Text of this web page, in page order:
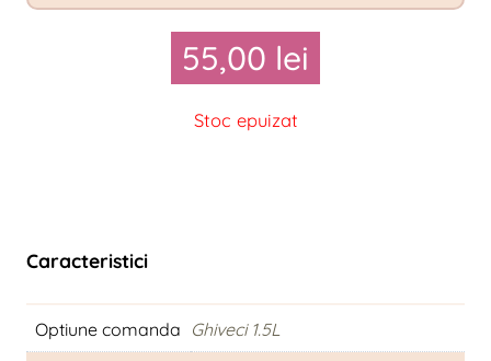
55,00 lei
Stoc epuizat
Caracteristici
Optiune comanda Ghiveci 1.5L